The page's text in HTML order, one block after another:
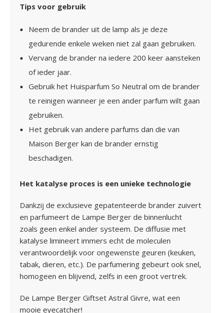
Tips voor gebruik
Neem de brander uit de lamp als je deze
gedurende enkele weken niet zal gaan gebruiken.
Vervang de brander na iedere 200 keer aansteken
of ieder jaar.
Gebruik het Huisparfum So Neutral om de brander
te reinigen wanneer je een ander parfum wilt gaan
gebruiken.
Het gebruik van andere parfums dan die van
Maison Berger kan de brander ernstig
beschadigen.
Het katalyse proces is een unieke technologie
Dankzij de exclusieve gepatenteerde brander zuivert
en parfumeert de Lampe Berger de binnenlucht
zoals geen enkel ander systeem. De diffusie met
katalyse limineert immers echt de moleculen
verantwoordelijk voor ongewenste geuren (keuken,
tabak, dieren, etc.). De parfumering gebeurt ook snel,
homogeen en blijvend, zelfs in een groot vertrek.
De Lampe Berger Giftset Astral Givre, wat een
mooie eyecatcher!